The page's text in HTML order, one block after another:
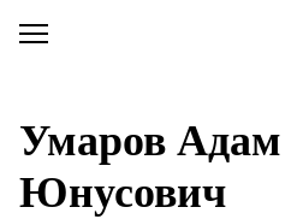
Умаров Адам
Юнусович